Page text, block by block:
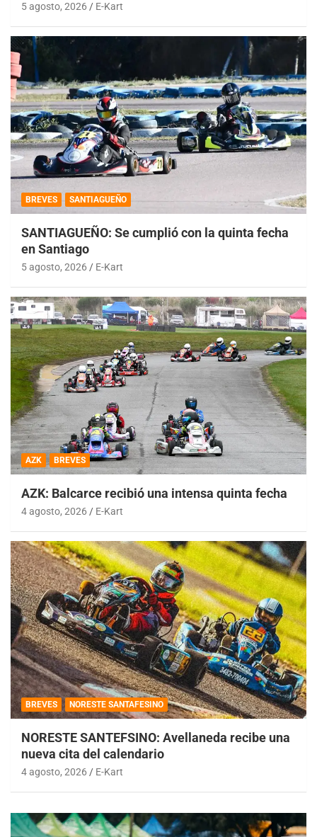
5 agosto, 2026 E-Kart
BREVES SANTIAGUEÑO
SANTIAGUEÑO: Se cumplió con la quinta fecha
en Santiago
5 agosto, 2026 E-Kart
AZK BREVES
AZK: Balcarce recibió una intensa quinta fecha
4 agosto, 2026 E-Kart
BREVES NORESTE SANTAFESINO
NORESTE SANTEFSINO: Avellaneda recibe una
nueva cita del calendario
4 agosto, 2026 E-Kart